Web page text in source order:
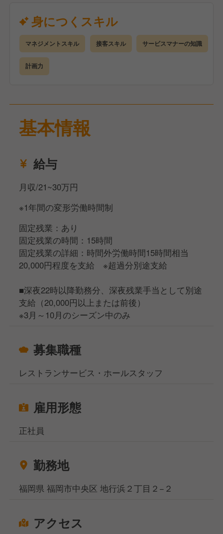
部屋への誘導案内、精算対応
料理運搬（デリバリー）
ルーム内接客（ルーム内利用説明、料理提供、サービ
ス業務全般）
プレミアムサービス接客担当（ルーム内利用説明、料
理取り分け提供、サービス業務全般）
身につくスキル
マネジメントスキル 接客スキル サービスマナーの知識
計画力
基本情報
給与
月収/21~30万円
※1年間の変形労働時間制
固定残業：あり
固定残業の時間：15時間
固定残業の詳細：時間外労働時間15時間相当
20,000円程度を支給 ※超過分別途支給
■深夜22時以降勤務分、深夜残業手当として別途
支給（20,000円以上または前後）
※3月～10月のシーズン中のみ
募集職種
レストランサービス・ホールスタッフ
雇用形態
正社員
勤務地
福岡県 福岡市中央区 地行浜２丁目２−２
アクセス